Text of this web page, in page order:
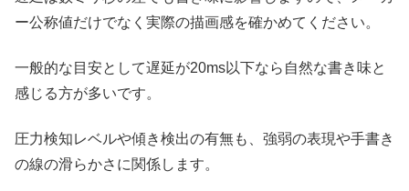
ー公称値だけでなく実際の描画感を確かめてください。
一般的な目安として遅延が20ms以下なら自然な書き味と
感じる方が多いです。
圧力検知レベルや傾き検出の有無も、強弱の表現や手書き
の線の滑らかさに関係します。